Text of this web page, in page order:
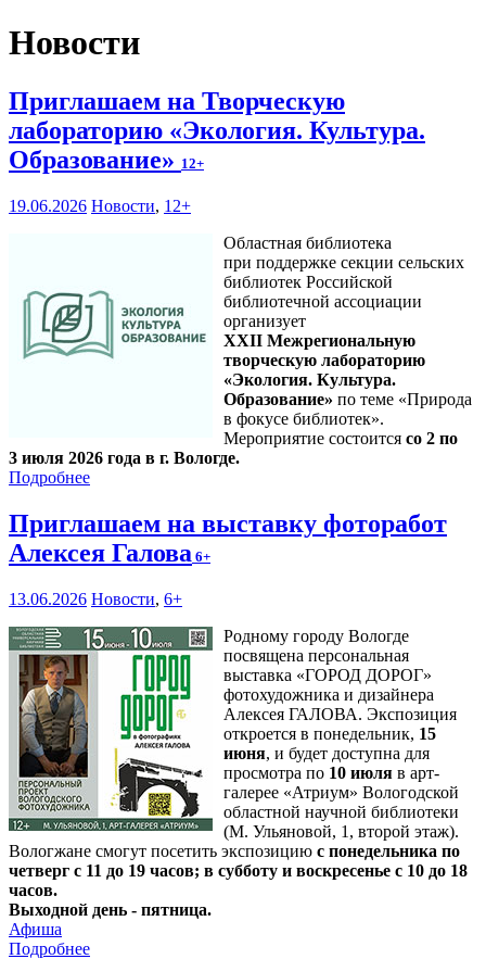
Новости
Приглашаем на Творческую
лабораторию «Экология. Культура.
Образование» 12+
19.06.2026 Новости, 12+
Областная библиотека
при поддержке секции сельских
библиотек Российской
библиотечной ассоциации
организует
XXII Межрегиональную
творческую лабораторию
«Экология. Культура.
Образование» по теме «Природа
в фокусе библиотек».
Мероприятие состоится со 2 по
3 июля 2026 года в г. Вологде.
Подробнее
Приглашаем на выставку фоторабот
Алексея Галова 6+
13.06.2026 Новости, 6+
Родному городу Вологде
посвящена персональная
выставка «ГОРОД ДОРОГ»
фотохудожника и дизайнера
Алексея ГАЛОВА. Экспозиция
откроется в понедельник, 15
июня, и будет доступна для
просмотра по 10 июля в арт-
галерее «Атриум» Вологодской
областной научной библиотеки
(М. Ульяновой, 1, второй этаж).
Вологжане смогут посетить экспозицию с понедельника по
четверг с 11 до 19 часов; в субботу и воскресенье с 10 до 18
часов.
Выходной день - пятница.
Афиша
Подробнее